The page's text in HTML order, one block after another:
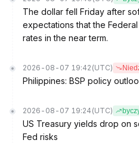
The dollar fell Friday after
expectations that the
rates in the near term.
2026-08-07 19:42 (UTC)
Philippines: BSP policy
2026-08-07 19:24 (UTC)
US Treasury yields drop on
Fed risks